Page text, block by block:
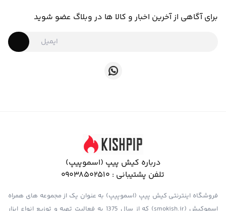
برای آگاهی از آخرین اخبار و کالا ها در وبلاگ عضو شوید
درباره کیش پیپ (اسموپیپ)
تلفن پشتیبانی : 09038502510
فروشگاه اینترنتی کیش پیپ (اسموپیپ) به عنوان یک از مجموعه های همراه
اسموکیش (smokish.ir) که از سال 1375 به فعالیت تهیه و توزیع انواع ابزار